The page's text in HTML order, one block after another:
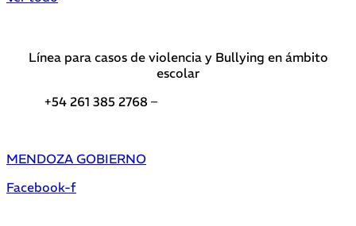
Línea para casos de violencia y Bullying en ámbito
escolar
+54 261 385 2768 –
MENDOZA GOBIERNO
Facebook-f